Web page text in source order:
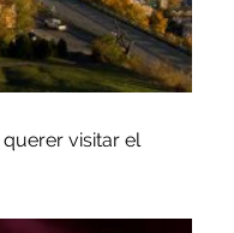
visitar el